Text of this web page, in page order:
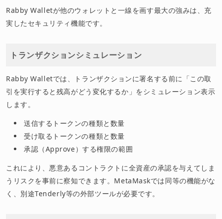
Rabby Walletが他のウォレットと一線を画す最大の強みは、充
実したセキュリティ機能です。
トランザクションシミュレーション
Rabby Walletでは、トランザクションに署名する前に「この取
引を実行すると残高がどう変化するか」をシミュレーション表示
します。
送信するトークンの種類と数量
受け取るトークンの種類と数量
承認（Approve）する権限の範囲
これにより、悪意あるコントラクトに全資産の承認を与えてしま
うリスクを事前に察知できます。MetaMaskでは同等の機能がな
く、別途Tenderly等の外部ツールが必要です。